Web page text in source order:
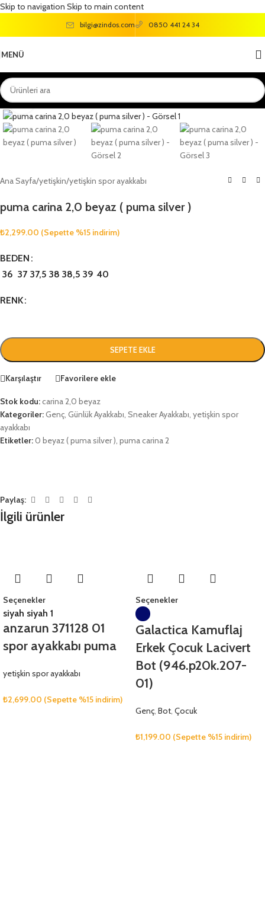
Skip to navigation Skip to main content
bilgi@zindos.com 0850 441 24 34
MENÜ
Büyütmek için tıklayın
Ana Sayfa/yetişkin/yetişkin spor ayakkabı
puma carina 2,0 beyaz ( puma silver )
₺2,299.00 (Sepette %15 indirim)
BEDEN
36 37 37,5 38 38,5 39 40
RENK
SEPETE EKLE
Karşılaştır Favorilere ekle
Stok kodu:carina 2,0 beyaz
Kategoriler:Genç Günlük Ayakkabı Sneaker Ayakkabı yetişkin spor
ayakkabı
Etiketler:0 beyaz ( puma silver ) puma carina 2
Paylaş:
İlgili ürünler
Seçenekler
siyah siyah 1
anzarun 371128 01
spor ayakkabı puma
yetişkin spor ayakkabı
₺2,699.00 (Sepette %15 indirim)
Seçenekler
Galactica Kamuflaj
Erkek Çocuk Lacivert
Bot (946.p20k.207-
01)
Genç, Bot, Çocuk
₺1,199.00 (Sepette %15 indirim)